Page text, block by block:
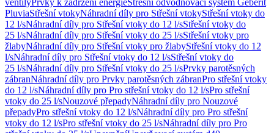
ventilyPrvky k zadržení energieStřešní odvodňovací systém Geberit
PluviaStřešní vtokyNáhradní díly pro Střešní vtokyStřešní vtoky do
12 l/sNáhradní díly pro Střešní vtoky do 12 l/sStřešní vtoky do
25 l/sNáhradní díly pro Střešní vtoky do 25 l/sStřešní vtoky pro
žlabyNáhradní díly pro Střešní vtoky pro žlabyStřešní vtoky do 12
l/sNáhradní díly pro Střešní vtoky do 12 l/sStřešní vtoky do
25 l/sNáhradní díly pro Střešní vtoky do 25 l/sPrvky parotěsných
zábranNáhradní díly pro Prvky parotěsných zábranPro střešní vtoky
do 12 l/sNáhradní díly pro Pro střešní vtoky do 12 l/sPro střešní
vtoky do 25 l/sNouzové přepadyNáhradní díly pro Nouzové
přepadyPro střešní vtoky do 12 l/sNáhradní díly pro Pro střešní
vtoky do 12 l/sPro střešní vtoky do 25 l/sNáhradní díly pro Pro